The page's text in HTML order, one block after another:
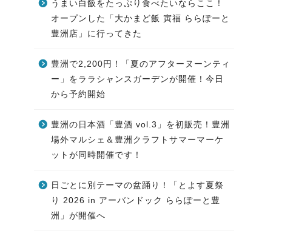
うまい白飯をたっぷり食べたいならここ！
オープンした「大かまど飯 寅福 ららぽーと
豊洲店」に行ってきた
豊洲で2,200円！「夏のアフターヌーンティ
ー」をララシャンスガーデンが開催！今日
から予約開始
豊洲の日本酒「豊酒 vol.3」を初販売！豊洲
場外マルシェ＆豊洲クラフトサマーマーケ
ットが同時開催です！
日ごとに別テーマの盆踊り！「とよす夏祭
り 2026 in アーバンドック ららぽーと豊
洲」が開催へ